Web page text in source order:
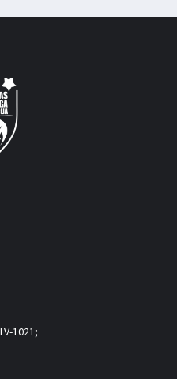
1021;